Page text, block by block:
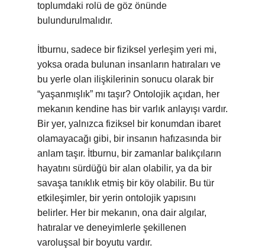
toplumdaki rolü de göz önünde
bulundurulmalıdır.
İtburnu, sadece bir fiziksel yerleşim yeri mi,
yoksa orada bulunan insanların hatıraları ve
bu yerle olan ilişkilerinin sonucu olarak bir
“yaşanmışlık” mı taşır? Ontolojik açıdan, her
mekanın kendine has bir varlık anlayışı vardır.
Bir yer, yalnızca fiziksel bir konumdan ibaret
olamayacağı gibi, bir insanın hafızasında bir
anlam taşır. İtburnu, bir zamanlar balıkçıların
hayatını sürdüğü bir alan olabilir, ya da bir
savaşa tanıklık etmiş bir köy olabilir. Bu tür
etkileşimler, bir yerin ontolojik yapısını
belirler. Her bir mekanın, ona dair algılar,
hatıralar ve deneyimlerle şekillenen
varoluşsal bir boyutu vardır.